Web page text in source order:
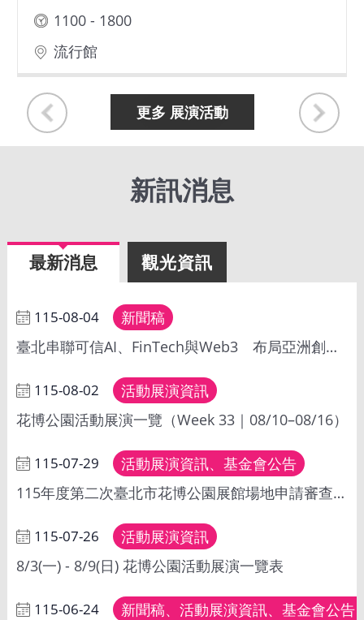
網
站
EN
隱
及
站
全
政
策
1100 - 1800
流行館
更多 展演活動
新訊消息
最新消息 觀光資訊
115-08-04
新聞稿
臺北串聯可信AI、FinTech與Web3 布局亞洲創新合作新樞紐
115-08-02
活動展演資訊
花博公園活動展演一覽（Week 33｜08/10–08/16）
115-07-29
活動展演資訊、基金會公告
115年度第二次臺北市花博公園展館場地申請審查通過檔期
115-07-26
活動展演資訊
8/3(一) - 8/9(日) 花博公園活動展演一覽表
115-06-24
新聞稿、活動展演資訊、基金會公告